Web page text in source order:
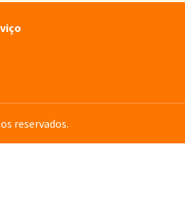
reservados.